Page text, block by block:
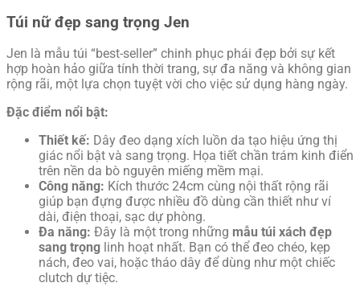
Túi nữ đẹp sang trọng Jen
Jen là mẫu túi “best-seller” chinh phục phái đẹp bởi sự kết
hợp hoàn hảo giữa tính thời trang, sự đa năng và không gian
rộng rãi, một lựa chọn tuyệt vời cho việc sử dụng hàng ngày.
Đặc điểm nổi bật:
Thiết kế: Dây đeo dạng xích luồn da tạo hiệu ứng thị
giác nổi bật và sang trọng. Họa tiết chần trám kinh điển
trên nền da bò nguyên miếng mềm mại.
Công năng: Kích thước 24cm cùng nội thất rộng rãi
giúp bạn đựng được nhiều đồ dùng cần thiết như ví
dài, điện thoại, sạc dự phòng.
Đa năng: Đây là một trong những mẫu túi xách đẹp
sang trọng linh hoạt nhất. Bạn có thể đeo chéo, kẹp
nách, đeo vai, hoặc tháo dây để dùng như một chiếc
clutch dự tiệc.